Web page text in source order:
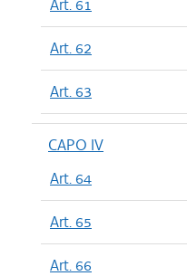
Art. 61
Art. 62
Art. 63
CAPO IV
Art. 64
Art. 65
Art. 66